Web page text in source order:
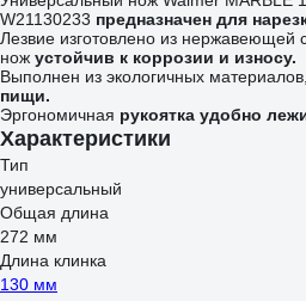
W21130233 предназначен для
Лезвие изготовлено из нержавеющей
нож устойчив к коррозии и износу.
Выполнен из экологичных
пищи.
Эргономичная рукоятка удобно
Характеристики
Тип
универсальный
Общая длина
272 мм
Длина клинка
130 мм